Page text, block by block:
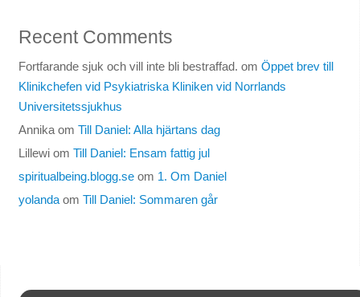
Recent Comments
Fortfarande sjuk och vill inte bli bestraffad. om Öppet brev till
Klinikchefen vid Psykiatriska Kliniken vid Norrlands
Universitetssjukhus
Annikaom Till Daniel: Alla hjärtans dag
Lillewiom Till Daniel: Ensam fattig jul
spiritualbeing.blogg.seom 1. Om Daniel
yolandaom Till Daniel: Sommaren går